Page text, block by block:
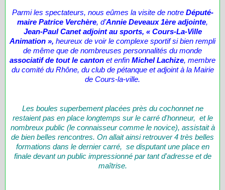
Parmi les spectateurs, nous eûmes la visite de notre Député-
maire Patrice Verchère, d’Annie Deveaux 1ère adjointe,
Jean-Paul Canet adjoint au sports, « Cours-La-Ville
Animation », heureux de voir le complexe sportif si bien rempli
de même que de nombreuses personnalités du monde
associatif de tout le canton et enfin Michel Lachize, membre
du comité du Rhône, du club de pétanque et adjoint à la Mairie
de Cours-la-ville.
Les boules superbement placées près du cochonnet ne
restaient pas en place longtemps sur le carré d'honneur, et le
nombreux public (le connaisseur comme le novice), assistait à
de bien belles rencontres. On allait ainsi retrouver 4 très belles
formations dans le dernier carré, se disputant une place en
finale devant un public impressionné par tant d'adresse et de
maîtrise.